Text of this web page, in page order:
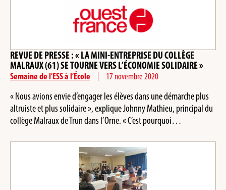
REVUE DE PRESSE : « LA MINI-ENTREPRISE DU COLLÈGE
MALRAUX (61) SE TOURNE VERS L’ÉCONOMIE SOLIDAIRE »
Semaine de l’ESS à l’École 17 novembre 2020
« Nous avions envie d’engager les élèves dans une démarche plus
altruiste et plus solidaire », explique Johnny Mathieu, principal du
collège Malraux de Trun dans l’Orne. « C’est pourquoi…